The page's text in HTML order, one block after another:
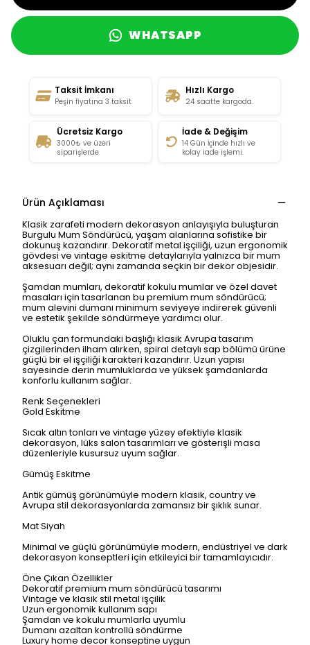
WHATSAPP
Taksit İmkanı
Peşin fiyatına 3 taksit
Hızlı Kargo
24 saatte kargoda.
Ücretsiz Kargo
3000₺ ve üzeri
siparişlerde
İade & Değişim
14 Gün İçinde hızlı ve
kolay iade işlemi.
Ürün Açıklaması
Klasik zarafeti modern dekorasyon anlayışıyla buluşturan
Burgulu Mum Söndürücü, yaşam alanlarına sofistike bir
dokunuş kazandırır. Dekoratif metal işçiliği, uzun ergonomik
gövdesi ve vintage eskitme detaylarıyla yalnızca bir mum
aksesuarı değil; aynı zamanda seçkin bir dekor objesidir.
Şamdan mumları, dekoratif kokulu mumlar ve özel davet
masaları için tasarlanan bu premium mum söndürücü;
mum alevini dumanı minimum seviyeye indirerek güvenli
ve estetik şekilde söndürmeye yardımcı olur.
Oluklu çan formundaki başlığı klasik Avrupa tasarım
çizgilerinden ilham alırken, spiral detaylı sap bölümü ürüne
güçlü bir el işçiliği karakteri kazandırır. Uzun yapısı
sayesinde derin mumluklarda ve yüksek şamdanlarda
konforlu kullanım sağlar.
Renk Seçenekleri
Gold Eskitme
Sıcak altın tonları ve vintage yüzey efektiyle klasik
dekorasyon, lüks salon tasarımları ve gösterişli masa
düzenleriyle kusursuz uyum sağlar.
Gümüş Eskitme
Antik gümüş görünümüyle modern klasik, country ve
Avrupa stil dekorasyonlarda zamansız bir şıklık sunar.
Mat Siyah
Minimal ve güçlü görünümüyle modern, endüstriyel ve dark
dekorasyon konseptleri için etkileyici bir tamamlayıcıdır.
Öne Çıkan Özellikler
Dekoratif premium mum söndürücü tasarımı
Vintage ve klasik stil metal işçilik
Uzun ergonomik kullanım sapı
Şamdan ve kokulu mumlarla uyumlu
Dumanı azaltan kontrollü söndürme
Luxury home decor konseptine uygun